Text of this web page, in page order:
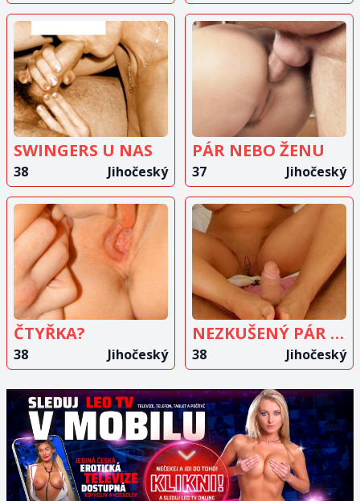
ZOBRAZIT
INZERÁT
SWINGERS U NAS
38 Jihočeský
ZOBRAZIT
INZERÁT
PÁR NEBO ŽENU
37 Jihočeský
ZOBRAZIT
INZERÁT
ČTYŘKA?
38 Jihočeský
ZOBRAZIT
INZERÁT
NEZKUŠENÝ PÁR HLEDÁ DÍVKU
38 Jihočeský